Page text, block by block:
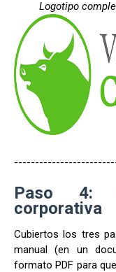
Logotipo
Paso 4:
corporativa
Cubiertos los tres
manual (en un
formato PDF para